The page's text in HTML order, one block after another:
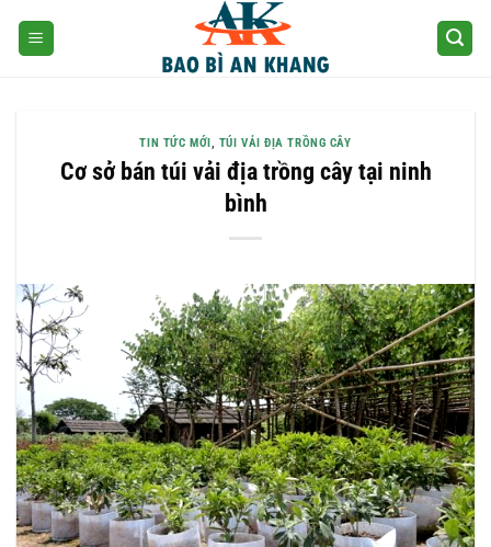
TIN TỨC MỚI, TÚI VẢI ĐỊA TRỒNG CÂY
Cơ sở bán túi vải địa trồng cây tại ninh
bình